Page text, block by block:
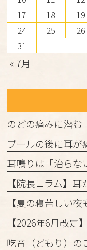
17
18 19
24
25 26
31
« 7月